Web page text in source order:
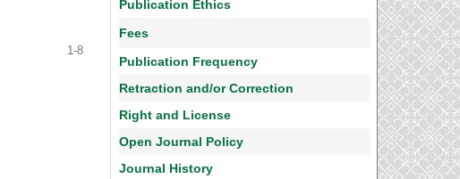
1-8
Publication Ethics
Fees
Publication Frequency
Retraction and/or Correction
Right and License
Open Journal Policy
Journal History